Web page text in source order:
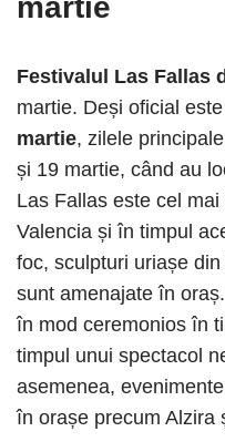
Festivalul Las Fallas
martie. Deși oficial
martie, zilele
și 19 martie, când au
Las Fallas este cel
Valencia și în timpul
foc, sculpturi uriașe
sunt amenajate în
în mod ceremonios în
timpul unui spectacol
asemenea,
în orașe precum Alzira